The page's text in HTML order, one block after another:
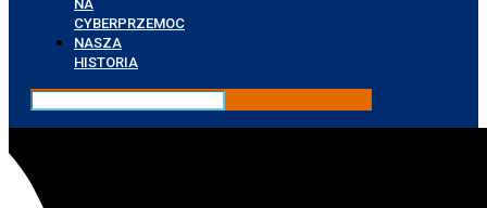
NA
CYBERPRZEMOC
NASZA
HISTORIA